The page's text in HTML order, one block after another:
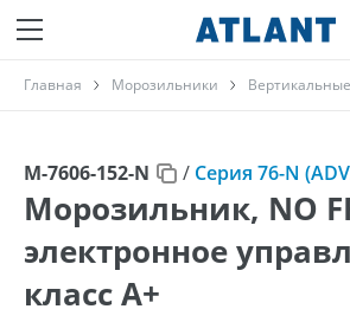
Главная Морозильники Вертикальные
М-7606-152-N / Серия 76-N
Морозильник, NO
электронное
класс A+